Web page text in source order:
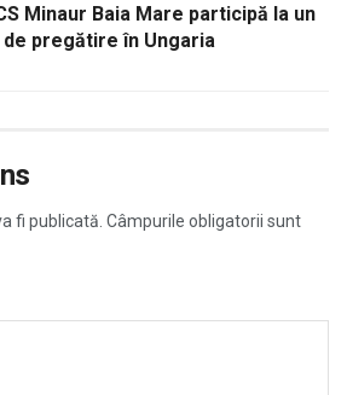
Minaur Baia Mare participă la un
pregătire în Ungaria
fi publicată. Câmpurile obligatorii sunt